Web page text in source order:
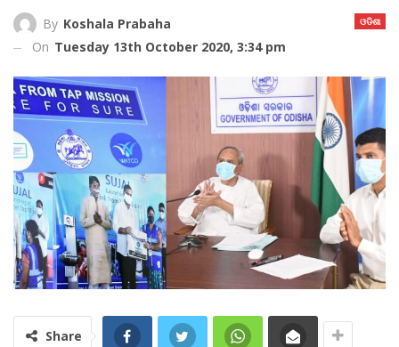
ଓଡିଶା
By Koshala Prabaha
On Tuesday 13th October 2020, 3:34 pm
Share